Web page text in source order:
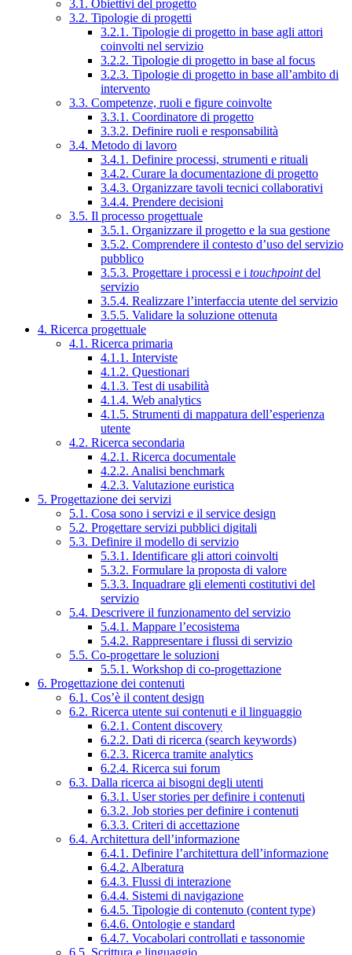
3.1. Obiettivi del progetto
3.2. Tipologie di progetti
3.2.1. Tipologie di progetto in base agli attori
coinvolti nel servizio
3.2.2. Tipologie di progetto in base al focus
3.2.3. Tipologie di progetto in base all’ambito di
intervento
3.3. Competenze, ruoli e figure coinvolte
3.3.1. Coordinatore di progetto
3.3.2. Definire ruoli e responsabilità
3.4. Metodo di lavoro
3.4.1. Definire processi, strumenti e rituali
3.4.2. Curare la documentazione di progetto
3.4.3. Organizzare tavoli tecnici collaborativi
3.4.4. Prendere decisioni
3.5. Il processo progettuale
3.5.1. Organizzare il progetto e la sua gestione
3.5.2. Comprendere il contesto d’uso del servizio
pubblico
3.5.3. Progettare i processi e i touchpointdel
servizio
3.5.4. Realizzare l’interfaccia utente del servizio
3.5.5. Validare la soluzione ottenuta
4. Ricerca progettuale
4.1. Ricerca primaria
4.1.1. Interviste
4.1.2. Questionari
4.1.3. Test di usabilità
4.1.4. Web analytics
4.1.5. Strumenti di mappatura dell’esperienza
utente
4.2. Ricerca secondaria
4.2.1. Ricerca documentale
4.2.2. Analisi benchmark
4.2.3. Valutazione euristica
5. Progettazione dei servizi
5.1. Cosa sono i servizi e il service design
5.2. Progettare servizi pubblici digitali
5.3. Definire il modello di servizio
5.3.1. Identificare gli attori coinvolti
5.3.2. Formulare la proposta di valore
5.3.3. Inquadrare gli elementi costitutivi del
servizio
5.4. Descrivere il funzionamento del servizio
5.4.1. Mappare l’ecosistema
5.4.2. Rappresentare i flussi di servizio
5.5. Co-progettare le soluzioni
5.5.1. Workshop di co-progettazione
6. Progettazione dei contenuti
6.1. Cos’è il content design
6.2. Ricerca utente sui contenuti e il linguaggio
6.2.1. Content discovery
6.2.2. Dati di ricerca (search keywords)
6.2.3. Ricerca tramite analytics
6.2.4. Ricerca sui forum
6.3. Dalla ricerca ai bisogni degli utenti
6.3.1. User stories per definire i contenuti
6.3.2. Job stories per definire i contenuti
6.3.3. Criteri di accettazione
6.4. Architettura dell’informazione
6.4.1. Definire l’architettura dell’informazione
6.4.2. Alberatura
6.4.3. Flussi di interazione
6.4.4. Sistemi di navigazione
6.4.5. Tipologie di contenuto (content type)
6.4.6. Ontologie e standard
6.4.7. Vocabolari controllati e tassonomie
6.5. Scrittura e linguaggio